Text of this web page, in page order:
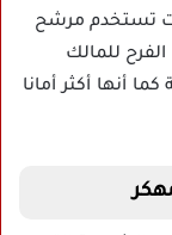
تستخدم مرشح
للمالك
أنها أكثر أمانا